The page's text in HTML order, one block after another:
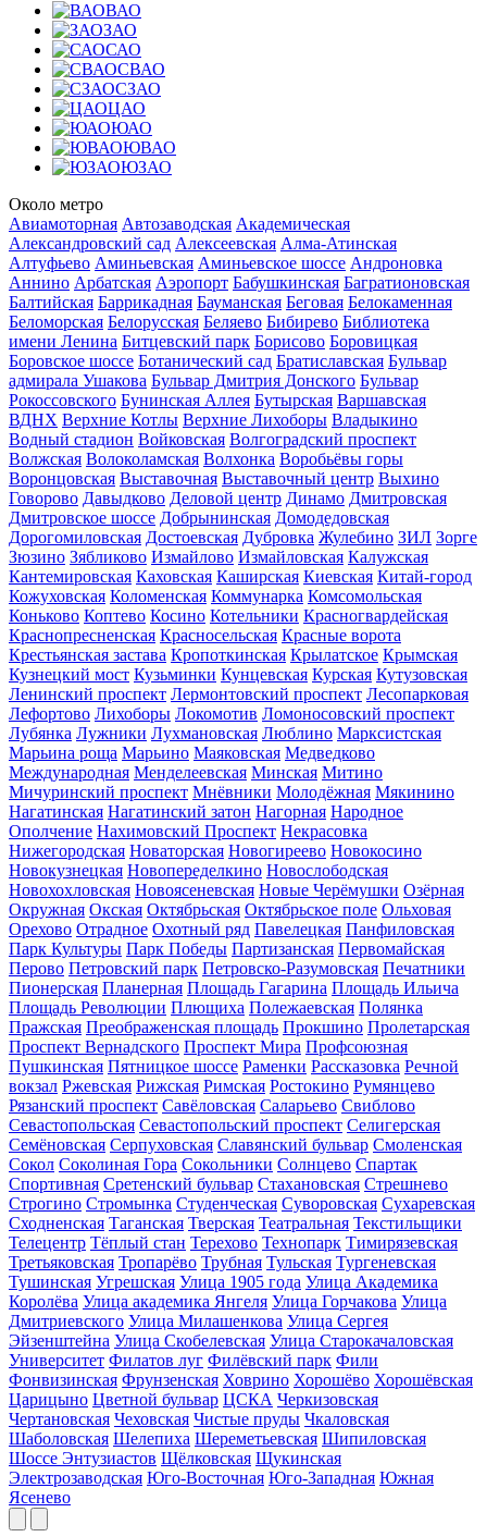
ВАО
ЗАО
САО
СВАО
СЗАО
ЦАО
ЮАО
ЮВАО
ЮЗАО
Около метро
Авиамоторная Автозаводская Академическая
Александровский сад Алексеевская Алма-Атинская
Алтуфьево Аминьевская Аминьевское шоссе Андроновка
Аннино Арбатская Аэропорт Бабушкинская Багратионовская
Балтийская Баррикадная Бауманская Беговая Белокаменная
Беломорская Белорусская Беляево Бибирево Библиотека
имени Ленина Битцевский парк Борисово Боровицкая
Боровское шоссе Ботанический сад Братиславская Бульвар
адмирала Ушакова Бульвар Дмитрия Донского Бульвар
Рокоссовского Бунинская Аллея Бутырская Варшавская
ВДНХ Верхние Котлы Верхние Лихоборы Владыкино
Водный стадион Войковская Волгоградский проспект
Волжская Волоколамская Волхонка Воробьёвы горы
Воронцовская Выставочная Выставочный центр Выхино
Говорово Давыдково Деловой центр Динамо Дмитровская
Дмитровское шоссе Добрынинская Домодедовская
Дорогомиловская Достоевская Дубровка Жулебино ЗИЛ Зорге
Зюзино Зябликово Измайлово Измайловская Калужская
Кантемировская Каховская Каширская Киевская Китай-город
Кожуховская Коломенская Коммунарка Комсомольская
Коньково Коптево Косино Котельники Красногвардейская
Краснопресненская Красносельская Красные ворота
Крестьянская застава Кропоткинская Крылатское Крымская
Кузнецкий мост Кузьминки Кунцевская Курская Кутузовская
Ленинский проспект Лермонтовский проспект Лесопарковая
Лефортово Лихоборы Локомотив Ломоносовский проспект
Лубянка Лужники Лухмановская Люблино Марксистская
Марьина роща Марьино Маяковская Медведково
Международная Менделеевская Минская Митино
Мичуринский проспект Мнёвники Молодёжная Мякинино
Нагатинская Нагатинский затон Нагорная Народное
Ополчение Нахимовский Проспект Некрасовка
Нижегородская Новаторская Новогиреево Новокосино
Новокузнецкая Новопеределкино Новослободская
Новохохловская Новоясеневская Новые Черёмушки Озёрная
Окружная Окская Октябрьская Октябрьское поле Ольховая
Орехово Отрадное Охотный ряд Павелецкая Панфиловская
Парк Культуры Парк Победы Партизанская Первомайская
Перово Петровский парк Петровско-Разумовская Печатники
Пионерская Планерная Площадь Гагарина Площадь Ильича
Площадь Революции Плющиха Полежаевская Полянка
Пражская Преображенская площадь Прокшино Пролетарская
Проспект Вернадского Проспект Мира Профсоюзная
Пушкинская Пятницкое шоссе Раменки Рассказовка Речной
вокзал Ржевская Рижская Римская Ростокино Румянцево
Рязанский проспект Савёловская Саларьево Свиблово
Севастопольская Севастопольский проспект Селигерская
Семёновская Серпуховская Славянский бульвар Смоленская
Сокол Соколиная Гора Сокольники Солнцево Спартак
Спортивная Сретенский бульвар Стахановская Стрешнево
Строгино Стромынка Студенческая Суворовская Сухаревская
Сходненская Таганская Тверская Театральная Текстильщики
Телецентр Тёплый стан Терехово Технопарк Тимирязевская
Третьяковская Тропарёво Трубная Тульская Тургеневская
Тушинская Угрешская Улица 1905 года Улица Академика
Королёва Улица академика Янгеля Улица Горчакова Улица
Дмитриевского Улица Милашенкова Улица Сергея
Эйзенштейна Улица Скобелевская Улица Старокачаловская
Университет Филатов луг Филёвский парк Фили
Фонвизинская Фрунзенская Ховрино Хорошёво Хорошёвская
Царицыно Цветной бульвар ЦСКА Черкизовская
Чертановская Чеховская Чистые пруды Чкаловская
Шаболовская Шелепиха Шереметьевская Шипиловская
Шоссе Энтузиастов Щёлковская Щукинская
Электрозаводская Юго-Восточная Юго-Западная Южная
Ясенево